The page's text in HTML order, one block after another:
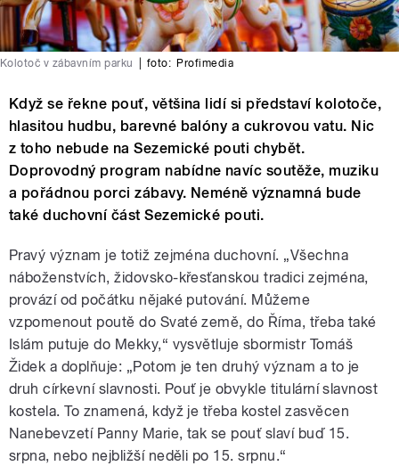
Kolotoč v zábavním parku foto: Profimedia
Když se řekne pouť, většina lidí si představí kolotoče,
hlasitou hudbu, barevné balóny a cukrovou vatu. Nic
z toho nebude na Sezemické pouti chybět.
Doprovodný program nabídne navíc soutěže, muziku
a pořádnou porci zábavy. Neméně významná bude
také duchovní část Sezemické pouti.
Pravý význam je totiž zejména duchovní. „Všechna
náboženstvích, židovsko-křesťanskou tradici zejména,
provází od počátku nějaké putování. Můžeme
vzpomenout poutě do Svaté země, do Říma, třeba také
Islám putuje do Mekky,“ vysvětluje sbormistr Tomáš
Židek a doplňuje: „Potom je ten druhý význam a to je
druh církevní slavnosti. Pouť je obvykle titulární slavnost
kostela. To znamená, když je třeba kostel zasvěcen
Nanebevzetí Panny Marie, tak se pouť slaví buď 15.
srpna, nebo nejbližší neděli po 15. srpnu.“